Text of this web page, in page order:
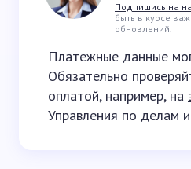
Подпишись на
быть в курсе
обновлений.
Платежные данные
Обязательно
оплатой, например, на
Управления по делам